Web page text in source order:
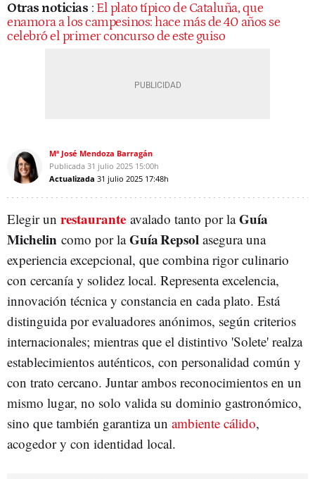
Otras noticias : El plato típico de Cataluña, que
enamora a los campesinos: hace más de 40 años se
celebró el primer concurso de este guiso
Mª José Mendoza Barragán
Publicada 31 julio 2025 15:00h
Actualizada 31 julio 2025 17:48h
Elegir un restaurante avalado tanto por laGuía
Michelin como por laGuía Repsol asegura una
experiencia excepcional, que combina rigor culinario
con cercanía y solidez local. Representa excelencia,
innovación técnica y constancia en cada plato. Está
distinguida por evaluadores anónimos, según criterios
internacionales; mientras que el distintivo 'Solete' realza
establecimientos auténticos, con personalidad común y
con trato cercano. Juntar ambos reconocimientos en un
mismo lugar, no solo valida su dominio gastronómico,
sino que también garantiza un ambiente cálido,
acogedor y con identidad local.